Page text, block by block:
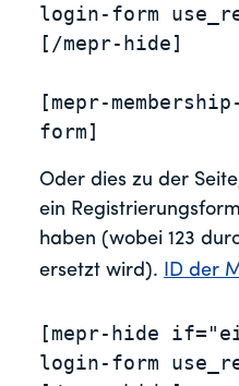
login-form
[/mepr-hide]
[mepr-
form]
Oder dies zu der
ein
haben (wobei 123
ersetzt wird).
ID der
[mepr-hide
login-form